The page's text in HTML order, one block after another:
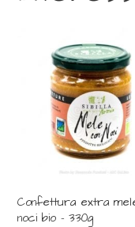
Confettura extra
noci bio – 330g